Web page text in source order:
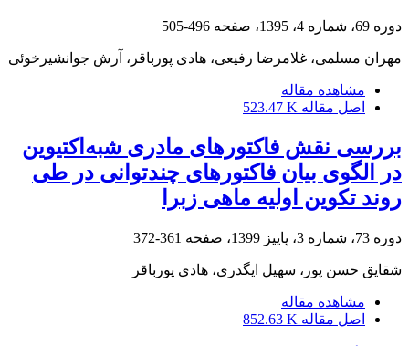
دوره 69، شماره 4، 1395، صفحه 496-505
مهران مسلمی، غلامرضا رفیعی، هادی پورباقر، آرش جوانشیرخوئی
مشاهده مقاله
اصل مقاله 523.47 K
بررسی نقش فاکتورهای مادری شبه‌اکتیوین
در الگوی بیان فاکتورهای چندتوانی در طی
روند تکوین اولیه ماهی زبرا
دوره 73، شماره 3، پاییز 1399، صفحه 361-372
شقایق حسن پور، سهیل ایگدری، هادی پورباقر
مشاهده مقاله
اصل مقاله 852.63 K